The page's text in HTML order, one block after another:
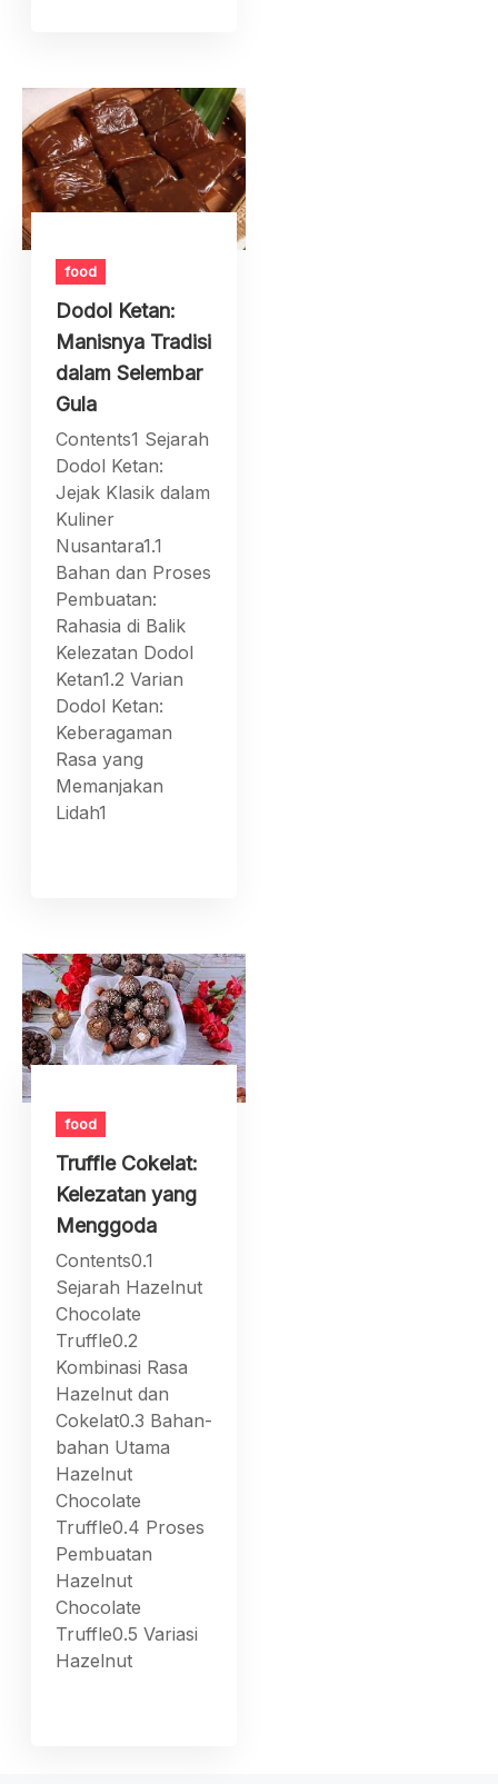
food
Dodol Ketan:
Manisnya Tradisi
dalam Selembar
Gula
Contents1 Sejarah
Dodol Ketan:
Jejak Klasik dalam
Kuliner
Nusantara1.1
Bahan dan Proses
Pembuatan:
Rahasia di Balik
Kelezatan Dodol
Ketan1.2 Varian
Dodol Ketan:
Keberagaman
Rasa yang
Memanjakan
Lidah1
food
Truffle Cokelat:
Kelezatan yang
Menggoda
Contents0.1
Sejarah Hazelnut
Chocolate
Truffle0.2
Kombinasi Rasa
Hazelnut dan
Cokelat0.3 Bahan-
bahan Utama
Hazelnut
Chocolate
Truffle0.4 Proses
Pembuatan
Hazelnut
Chocolate
Truffle0.5 Variasi
Hazelnut